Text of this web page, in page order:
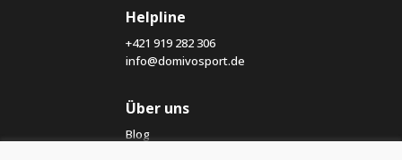
Helpline
+421 919 282 306
info@domivosport.de
Über uns
Blog